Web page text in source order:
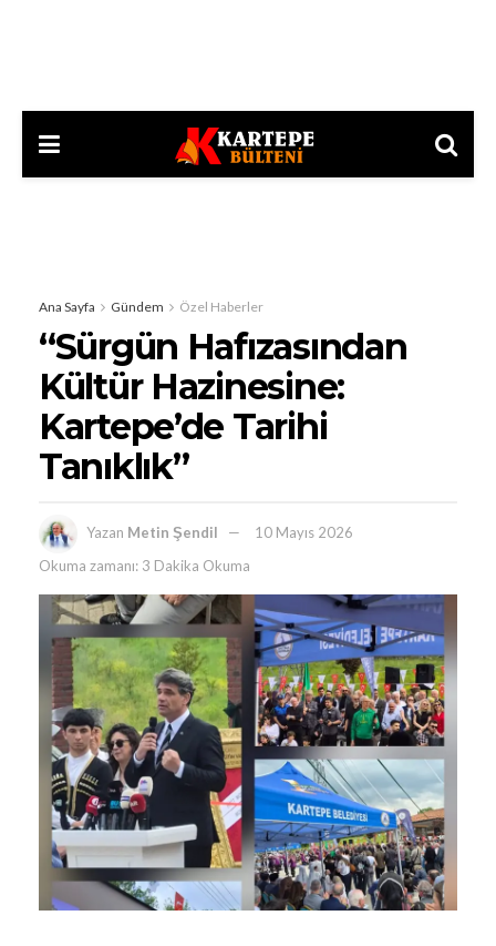
Ana Sayfa Gündem Özel Haberler
“Sürgün Hafızasından
Kültür Hazinesine:
Kartepe’de Tarihi
Tanıklık”
Yazan Metin Şendil
10 Mayıs 2026
Okuma zamanı: 3 Dakika Okuma